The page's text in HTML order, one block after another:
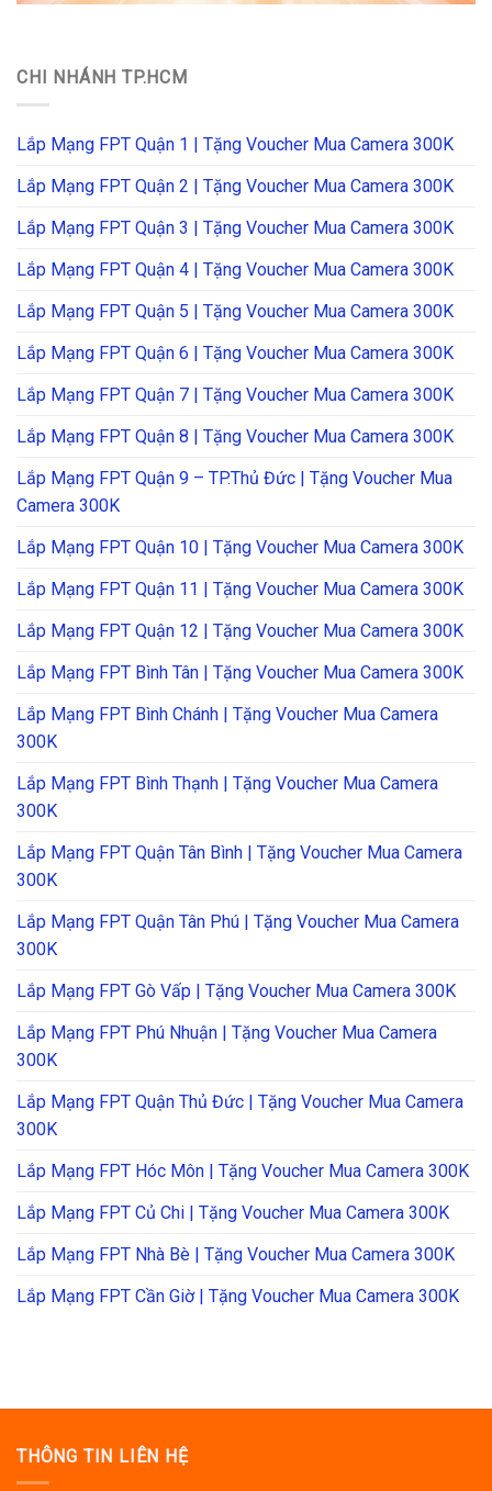
CHI NHÁNH TP.HCM
Lắp Mạng FPT Quận 1 | Tặng Voucher Mua Camera 300K
Lắp Mạng FPT Quận 2 | Tặng Voucher Mua Camera 300K
Lắp Mạng FPT Quận 3 | Tặng Voucher Mua Camera 300K
Lắp Mạng FPT Quận 4 | Tặng Voucher Mua Camera 300K
Lắp Mạng FPT Quận 5 | Tặng Voucher Mua Camera 300K
Lắp Mạng FPT Quận 6 | Tặng Voucher Mua Camera 300K
Lắp Mạng FPT Quận 7 | Tặng Voucher Mua Camera 300K
Lắp Mạng FPT Quận 8 | Tặng Voucher Mua Camera 300K
Lắp Mạng FPT Quận 9 – TP.Thủ Đức | Tặng Voucher Mua
Camera 300K
Lắp Mạng FPT Quận 10 | Tặng Voucher Mua Camera 300K
Lắp Mạng FPT Quận 11 | Tặng Voucher Mua Camera 300K
Lắp Mạng FPT Quận 12 | Tặng Voucher Mua Camera 300K
Lắp Mạng FPT Bình Tân | Tặng Voucher Mua Camera 300K
Lắp Mạng FPT Bình Chánh | Tặng Voucher Mua Camera
300K
Lắp Mạng FPT Bình Thạnh | Tặng Voucher Mua Camera
300K
Lắp Mạng FPT Quận Tân Bình | Tặng Voucher Mua Camera
300K
Lắp Mạng FPT Quận Tân Phú | Tặng Voucher Mua Camera
300K
Lắp Mạng FPT Gò Vấp | Tặng Voucher Mua Camera 300K
Lắp Mạng FPT Phú Nhuận | Tặng Voucher Mua Camera
300K
Lắp Mạng FPT Quận Thủ Đức | Tặng Voucher Mua Camera
300K
Lắp Mạng FPT Hóc Môn | Tặng Voucher Mua Camera 300K
Lắp Mạng FPT Củ Chi | Tặng Voucher Mua Camera 300K
Lắp Mạng FPT Nhà Bè | Tặng Voucher Mua Camera 300K
Lắp Mạng FPT Cần Giờ | Tặng Voucher Mua Camera 300K
THÔNG TIN LIÊN HỆ